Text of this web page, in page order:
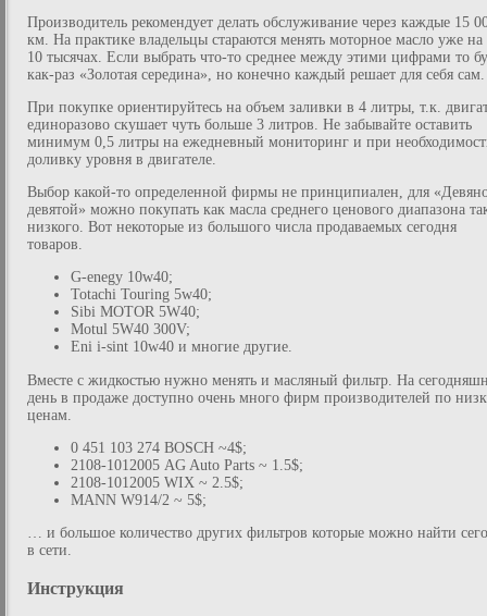
Производитель рекомендует делать обслуживание через каждые 15
км. На практике владельцы стараются менять моторное масло уже на
10 тысячах. Если выбрать что-то среднее между этими цифрами то
как-раз «Золотая середина», но конечно каждый решает для себя сам.
При покупке ориентируйтесь на объем заливки в 4 литры, т.к.
единоразово скушает чуть больше 3 литров. Не забывайте оставить
минимум 0,5 литры на ежедневный мониторинг и при
доливку уровня в двигателе.
Выбор какой-то определенной фирмы не принципиален, для
девятой» можно покупать как масла среднего ценового диапазона
низкого. Вот некоторые из большого числа продаваемых сегодня
товаров.
G-enegy 10w40;
Totachi Touring 5w40;
Sibi MOTOR 5W40;
Motul 5W40 300V;
Eni i-sint 10w40 и многие другие.
Вместе с жидкостью нужно менять и масляный фильтр. На
день в продаже доступно очень много фирм производителей по
ценам.
0 451 103 274 BOSCH ~4$;
2108-1012005 AG Auto Parts ~ 1.5$;
2108-1012005 WIX ~ 2.5$;
MANN W914/2 ~ 5$;
… и большое количество других фильтров которые можно найти
в сети.
Инструкция